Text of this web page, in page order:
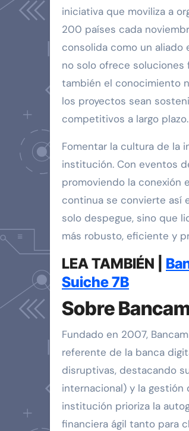
iniciativa que moviliza a
200 países cada
consolida como un aliado
no solo ofrece soluciones
también el conocimiento
los proyectos sean
competitivos a largo plazo.
Fomentar la cultura de la
institución. Con eventos
promoviendo la conexión
continua se convierte así
solo despegue, sino que
más robusto, eficiente y
LEA TAMBIÉN |
Suiche 7B
Sobre
Fundado en 2007,
referente de la banca
disruptivas, destacando
internacional) y la gestión
institución prioriza la
financiera ágil tanto para